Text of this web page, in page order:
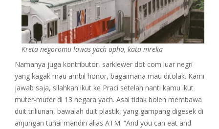
Kreta negoromu lawas yach opha, kata mreka
Namanya juga kontributor, sarklewer dot com luar negri
yang kagak mau ambil honor, bagaimana mau ditolak. Kami
jawab saja, silahkan ikut ke Praci setelah nanti kamu ikut
muter-muter di 13 negara yach. Asal tidak boleh membawa
duit triliunan, bawalah duit plastik, yang gampang digesek di
anjungan tunai mandiri alias ATM. “And you can eat and